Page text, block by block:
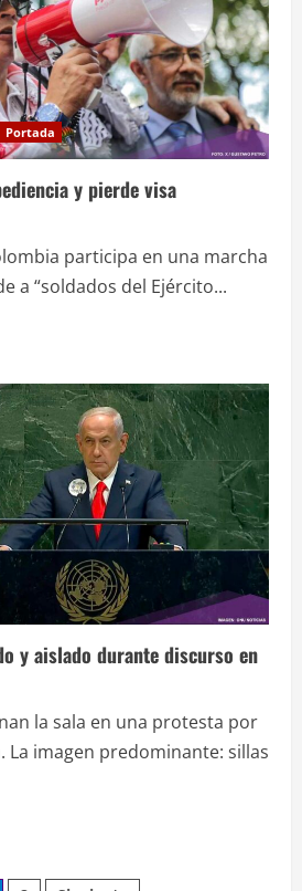
Portada
y pierde visa
participa en una marcha
a “soldados del Ejército...
y aislado durante discurso en
la sala en una protesta por
La imagen predominante: sillas